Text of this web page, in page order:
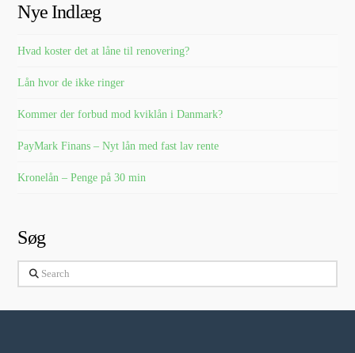
Nye Indlæg
Hvad koster det at låne til renovering?
Lån hvor de ikke ringer
Kommer der forbud mod kviklån i Danmark?
PayMark Finans – Nyt lån med fast lav rente
Kronelån – Penge på 30 min
Søg
Search